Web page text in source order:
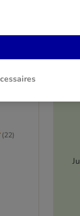
Pawz
(22)